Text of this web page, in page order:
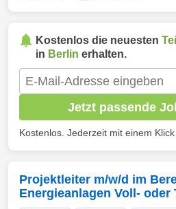
Kostenlos die neuesten
in Berlin erhalten.
Jetzt passende
Kostenlos. Jederzeit mit einem
Projektleiter m/w/d im
Energieanlagen Voll- oder